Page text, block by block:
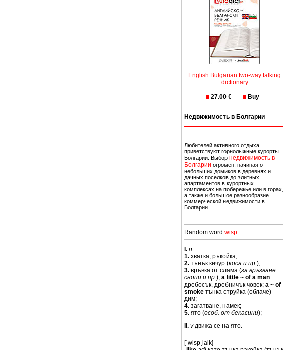
в том, что Болгария безопасная страна - в ней
English Bulgarian two-way talking
dictionary
27.00 € Buy
Недвижимость в Болгарии
Любителей активного отдыха
приветствуют горнолыжные курорты
Болгарии. Выбор недвижимость в
Болгарии огромен: начиная от
небольших домиков в деревнях и
дачных поселков до элитных
апартаментов в курортных
комплексах на побережье или в горах,
а также и большое разнообразие
коммерческой недвижимости в
Болгарии.
Random word:wisp
I. n
1. хватка, ръкойка;
2. тънък кичур (коса и пр.);
3. връвка от слама (за връзване
снопи и пр.); a little ~ of a man
дребосък, дребничък човек; a ~ of
smoke тънка струйка (облаче)
дим;
4. загатване, намек;
5. ято (особ. от бекасини);
II. vдвижа се на ято.
[´wisp¸laik]